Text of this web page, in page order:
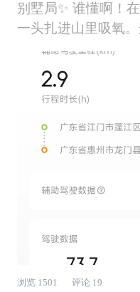
别墅局✨ 谁懂啊！
一头扎进山里吸氧
小鹏G6，和朋友们
把烧烤、泳池、
接拉满！🚗💨 出发
山180多公里，对于
浏览 1501 评论 19